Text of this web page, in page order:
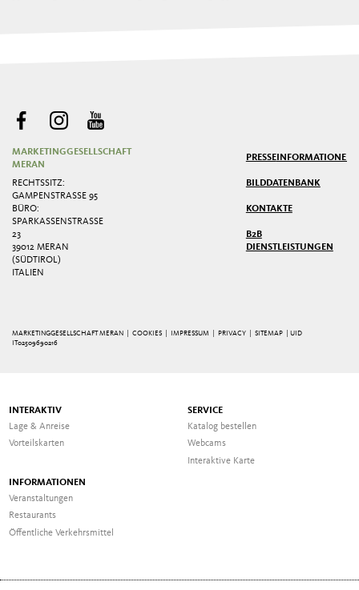
MARKETINGGESELLSCHAFT
MERAN
RECHTSSITZ:
GAMPENSTRASSE 95
BÜRO:
SPARKASSENSTRASSE 2
3
39012 MERAN
(SÜDTIROL)
ITALIEN
PRESSEINFORMATIONEN
BILDDATENBANK
KONTAKTE
B2B
DIENSTLEISTUNGEN
MARKETINGGESELLSCHAFT MERAN | COOKIES IMPRESSUM PRIVACY |SITEMAP
| UID
IT02509690216
INTERAKTIV
Lage & Anreise
Vorteilskarten
SERVICE
Katalog bestellen
Webcams
Interaktive Karte
INFORMATIONEN
Veranstaltungen
Restaurants
Öffentliche Verkehrsmittel